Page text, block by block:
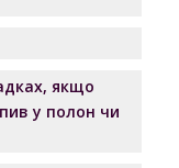
якщо
у полон чи